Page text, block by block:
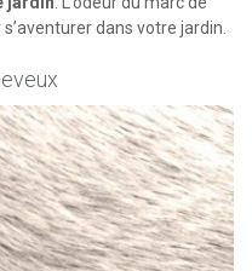
dans votre jardin.